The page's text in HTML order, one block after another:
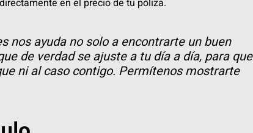
en el precio de tu póliza.
nos ayuda no solo a encontrarte un buen
de verdad se ajuste a tu día a día, para que
ni al caso contigo. Permítenos mostrarte